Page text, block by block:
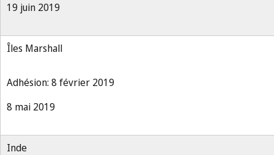
19 juin 2019
Îles Marshall
Adhésion: 8 février 2019
8 mai 2019
Inde